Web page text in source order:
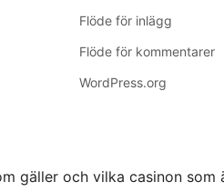
Flöde för inlägg
Flöde för kommentarer
WordPress.org
gäller och vilka casinon som